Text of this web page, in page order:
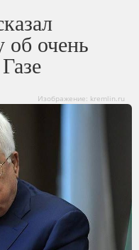
очень
Изображение: kremlin.ru